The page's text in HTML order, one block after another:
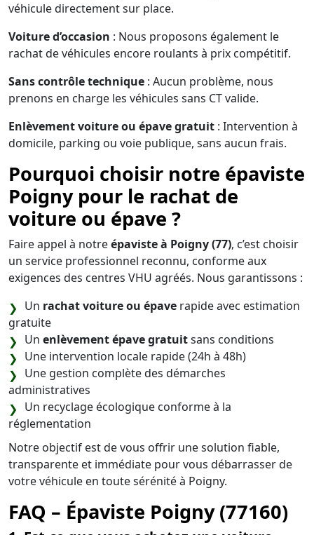
véhicule directement sur place.
Voiture d’occasion : Nous proposons également le
rachat de véhicules encore roulants à prix compétitif.
Sans contrôle technique : Aucun problème, nous
prenons en charge les véhicules sans CT valide.
Enlèvement voiture ou épave gratuit : Intervention à
domicile, parking ou voie publique, sans aucun frais.
Pourquoi choisir notre épaviste
Poigny pour le rachat de
voiture ou épave ?
Faire appel à notreépaviste à Poigny (77), c’est choisir
un service professionnel reconnu, conforme aux
exigences des centres VHU agréés. Nous garantissons :
Un rachat voiture ou épave rapide avec estimation
gratuite
Un enlèvement épave gratuitsans conditions
Une intervention locale rapide (24h à 48h)
Une gestion complète des démarches
administratives
Un recyclage écologique conforme à la
réglementation
Notre objectif est de vous offrir une solution fiable,
transparente et immédiate pour vous débarrasser de
votre véhicule en toute sérénité à Poigny.
FAQ – Épaviste Poigny (77160)